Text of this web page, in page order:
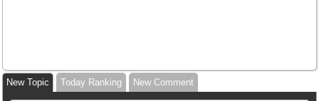
New Topic Today Ranking New Comment